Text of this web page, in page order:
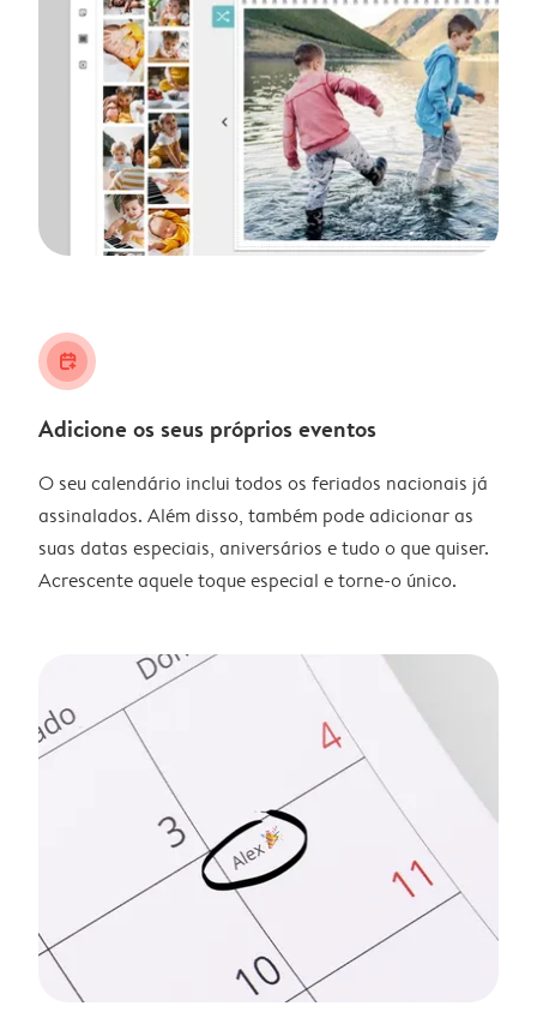
calendar_plus
Adicione os seus próprios eventos
O seu calendário inclui todos os feriados nacionais já
assinalados. Além disso, também pode adicionar as
suas datas especiais, aniversários e tudo o que quiser.
Acrescente aquele toque especial e torne-o único.